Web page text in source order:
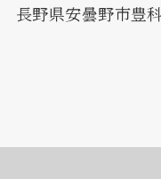
長野県安曇野市豊